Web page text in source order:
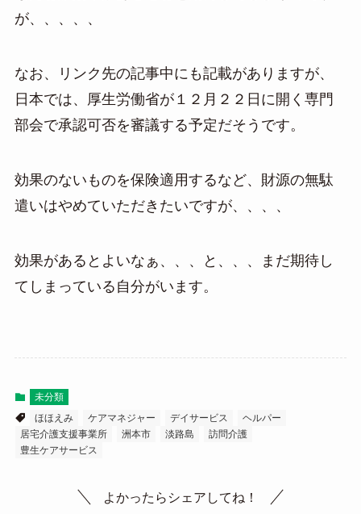
が、、、、、
なお、リンク先の記事中にも記載がありますが、
日本では、厚生労働省が１２月２２日に開く専門
部会で承認可否を審議する予定だそうです。
効果のないものを保険適用するなど、財源の無駄
遣いはやめていただきたいですが、、、、
効果があるとよいなぁ、、、と、、、まだ期待し
てしまっている自分がいます。
未分類
ほほえみ
ケアマネジャー デイサービス
ヘルパー
居宅介護支援事業所
洲本市 淡路島
訪問介護
豊生ケアサービス
よかったらシェアしてね！